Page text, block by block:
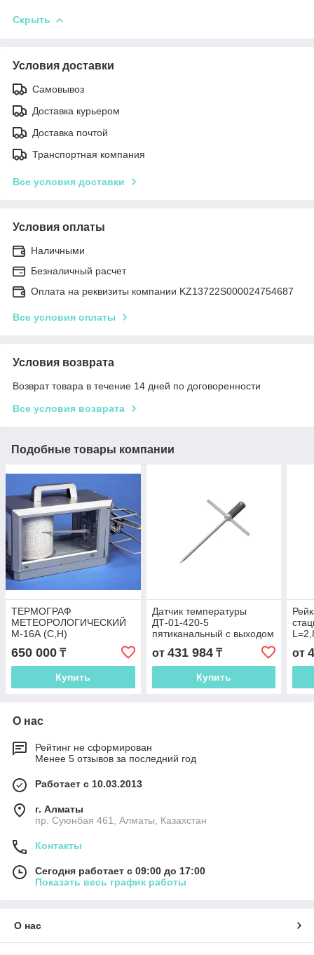
Скрыть
Условия доставки
Самовывоз
Доставка курьером
Доставка почтой
Транспортная компания
Все условия доставки
Условия оплаты
Наличными
Безналичный расчет
Оплата на реквизиты компании KZ13722S000024754687
Все условия оплаты
Условия возврата
Возврат товара в течение 14 дней по договоренности
Все условия возврата
Подобные товары компании
ТЕРМОГРАФ
МЕТЕОРОЛОГИЧЕСКИЙ
М-16А (С,H)
650 000 ₸
Купить
Датчик температуры
ДТ-01-420-5
пятиканальный с выходом
4…20 мА системы
аэрации участка
подготовки технического
от 431 984₸
Купить
от
О нас
Рейтинг не сформирован
Менее 5 отзывов за последний год
Работает с 10.03.2013
г. Алматы
пр. Суюнбая 461, Алматы, Казахстан
Контакты
Сегодня работает с 09:00 до 17:00
Показать весь график работы
О нас